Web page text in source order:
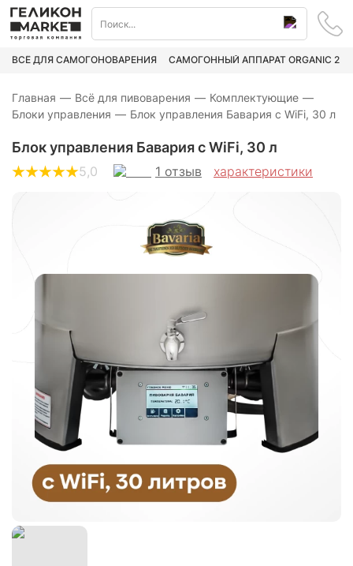
ВСЁ ДЛЯ САМОГОНОВАРЕНИЯ САМОГОННЫЙ АППАРАТ ORGANIC 2
Главная — Всё для пивоварения — Комплектующие —
Блоки управления — Блок управления Бавария с WiFi, 30 л
Блок управления Бавария с WiFi, 30 л
5,0 1 отзыв характеристики